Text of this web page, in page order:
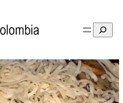
Buscar